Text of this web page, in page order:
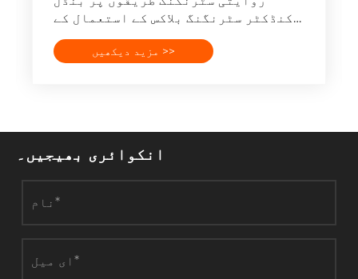
کنڈکٹر سٹرنگنگ بلاکس کے استعمال کے
کیا فائدے ہیں؟
مزید دیکھیں >>
انکوائری بھیجیں۔